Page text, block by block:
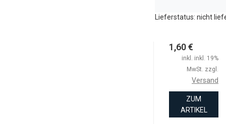
Lieferstatus: nicht
1,60 €
inkl. inkl. 19%
MwSt. zzgl.
Versand
ZUM
ARTIKEL